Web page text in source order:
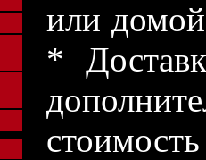
или
*